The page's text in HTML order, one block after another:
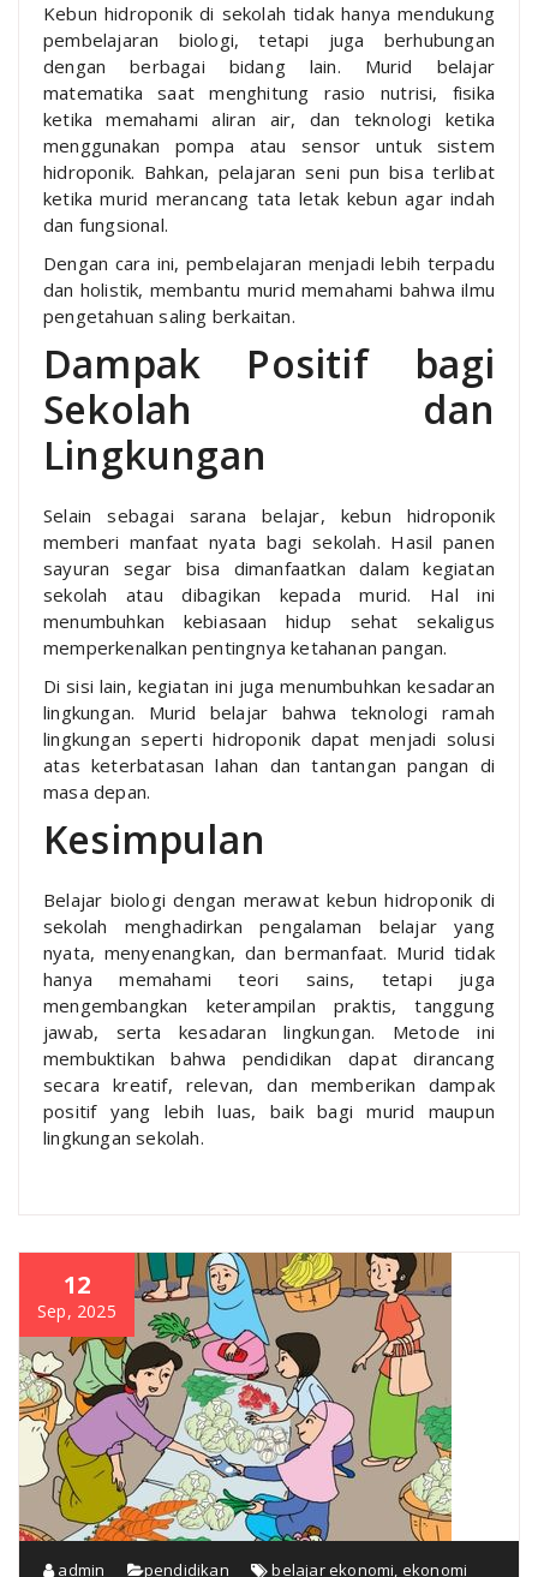
Kebun hidroponik di sekolah tidak hanya mendukung
pembelajaran biologi, tetapi juga berhubungan
dengan berbagai bidang lain. Murid belajar
matematika saat menghitung rasio nutrisi, fisika
ketika memahami aliran air, dan teknologi ketika
menggunakan pompa atau sensor untuk sistem
hidroponik. Bahkan, pelajaran seni pun bisa terlibat
ketika murid merancang tata letak kebun agar indah
dan fungsional.
Dengan cara ini, pembelajaran menjadi lebih terpadu
dan holistik, membantu murid memahami bahwa ilmu
pengetahuan saling berkaitan.
Dampak Positif bagi
Sekolah dan
Lingkungan
Selain sebagai sarana belajar, kebun hidroponik
memberi manfaat nyata bagi sekolah. Hasil panen
sayuran segar bisa dimanfaatkan dalam kegiatan
sekolah atau dibagikan kepada murid. Hal ini
menumbuhkan kebiasaan hidup sehat sekaligus
memperkenalkan pentingnya ketahanan pangan.
Di sisi lain, kegiatan ini juga menumbuhkan kesadaran
lingkungan. Murid belajar bahwa teknologi ramah
lingkungan seperti hidroponik dapat menjadi solusi
atas keterbatasan lahan dan tantangan pangan di
masa depan.
Kesimpulan
Belajar biologi dengan merawat kebun hidroponik di
sekolah menghadirkan pengalaman belajar yang
nyata, menyenangkan, dan bermanfaat. Murid tidak
hanya memahami teori sains, tetapi juga
mengembangkan keterampilan praktis, tanggung
jawab, serta kesadaran lingkungan. Metode ini
membuktikan bahwa pendidikan dapat dirancang
secara kreatif, relevan, dan memberikan dampak
positif yang lebih luas, baik bagi murid maupun
lingkungan sekolah.
12
Sep, 2025
admin pendidikan belajar ekonomi, ekonomi